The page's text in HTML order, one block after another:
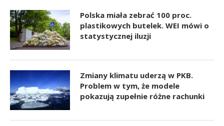
Polska miała zebrać 100 proc.
plastikowych butelek. WEI mówi o
statystycznej iluzji
Zmiany klimatu uderzą w PKB.
Problem w tym, że modele
pokazują zupełnie różne rachunki